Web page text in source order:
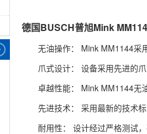
德国BUSCH普旭Mink
无油操作： Mink MM1144采
爪式设计： 设备采用先进的
卓越性能： Mink MM1144无
先进技术： 采用最新的技术
耐用性： 设计经过严格测试